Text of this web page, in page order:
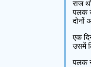
राज
पलक
दोनों
एक
उसमें
पलक